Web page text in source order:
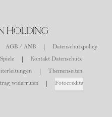
HOLDING
AGB / ANB
Datenschutzpolicy
Kontakt Datenschutz
Themenseiten
widerrufen Fotocredits